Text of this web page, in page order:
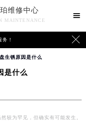
维修中心
MAINTENANCE

！ 
生锈原因是什么
是什么
较为罕见，但确实有可能发生。